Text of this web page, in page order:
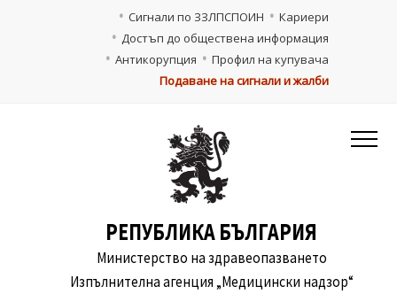
Кариери
Сигнали по ЗЗЛПСПОИН
Достъп до обществена информация
Профил на купувача
Антикорупция
Подаване на сигнали и жалби
РЕПУБЛИКА БЪЛГАРИЯ
Министерство на здравеопазването
Изпълнителна агенция „Медицински надзор“